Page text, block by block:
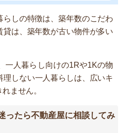
しの特徴は、築年数のこだわ
貸は、築年数が古い物件が多い
一人暮らし向けの1Rや1Kの物
しない一人暮らしは、広いキ
ません。
ったら不動産屋に相談してみ